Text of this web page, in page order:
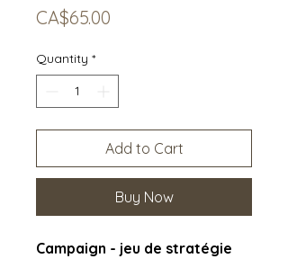
CA$65.00
Quantity *
Add to Cart
Buy Now
Campaign - jeu de stratégie